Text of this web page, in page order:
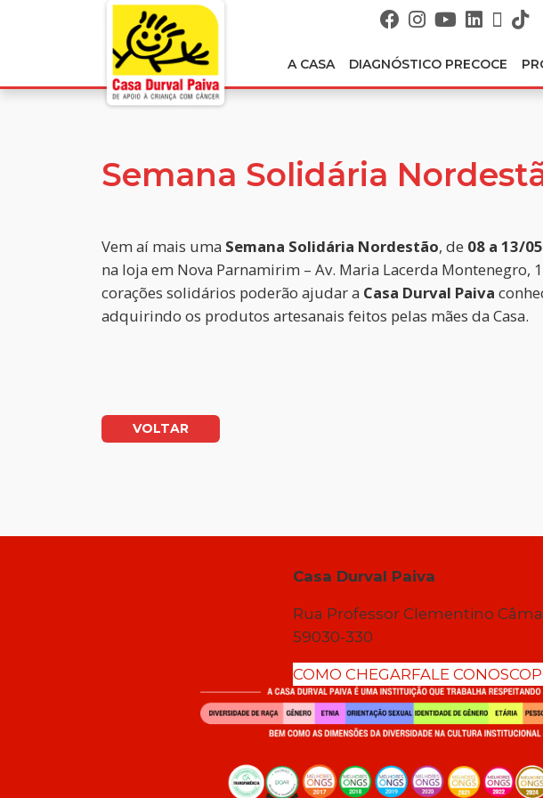
A CASA DIAGNÓSTICO PRECOCE
Semana Solidária
Vem aí mais uma Semana Solidária Nordestão, de 08 a 13/05
na loja em Nova Parnamirim – Av. Maria Lacerda Montenegro,
corações solidários poderão ajudar a Casa Durval Paiva
adquirindo os produtos artesanais feitos pelas mães da Casa.
VOLTAR
Casa Durval Paiva
Rua Professor Clementino
59030-330
COMO CHEGARFALE CONOSCO